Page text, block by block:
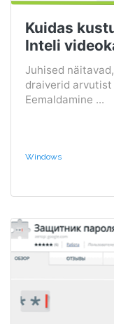
Kuidas
Inteli
Juhised
draiverid
Eemaldamine ...
Windows